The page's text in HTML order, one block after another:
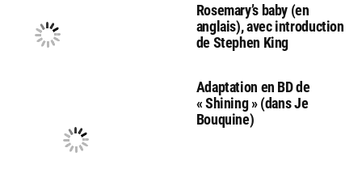
Rosemary’s baby (en
anglais), avec introduction
de Stephen King
Adaptation en BD de
« Shining » (dans Je
Bouquine)